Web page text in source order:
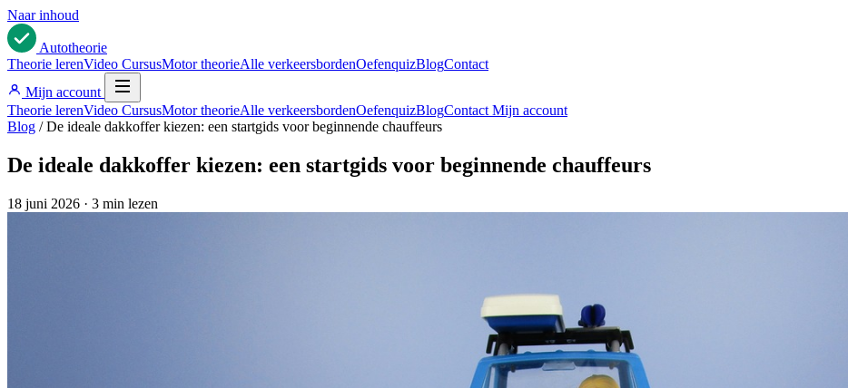
Naar inhoud
Autotheorie
Theorie lerenVideo CursusMotor theorieAlle verkeersbordenOefenquizBlogContact
Mijn account
Theorie lerenVideo CursusMotor theorieAlle verkeersbordenOefenquizBlogContact Mijn account
Blog / De ideale dakkoffer kiezen: een startgids voor beginnende chauffeurs
De ideale dakkoffer kiezen: een startgids voor beginnende chauffeurs
18 juni 2026 · 3 min lezen